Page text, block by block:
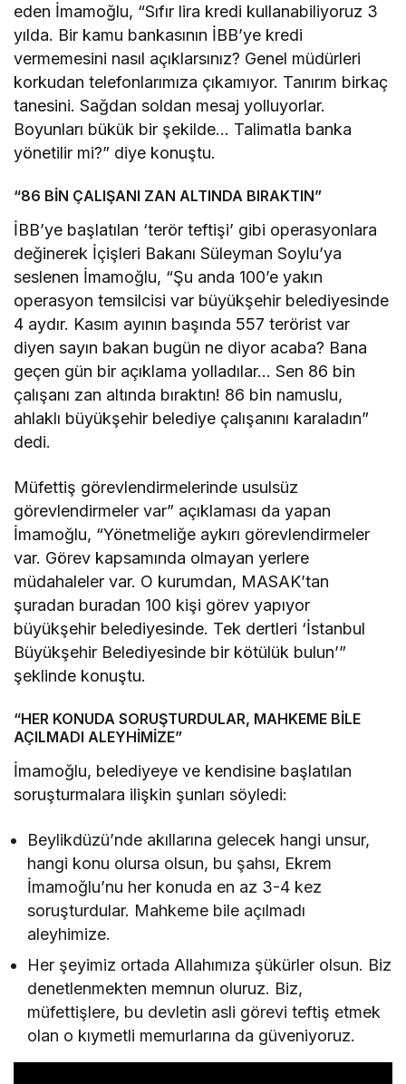
eden İmamoğlu, “Sıfır lira kredi kullanabiliyoruz 3
yılda. Bir kamu bankasının İBB’ye kredi
vermemesini nasıl açıklarsınız? Genel müdürleri
korkudan telefonlarımıza çıkamıyor. Tanırım birkaç
tanesini. Sağdan soldan mesaj yolluyorlar.
Boyunları bükük bir şekilde… Talimatla banka
yönetilir mi?” diye konuştu.
“86 BİN ÇALIŞANI ZAN ALTINDA BIRAKTIN”
İBB’ye başlatılan ‘terör teftişi’ gibi operasyonlara
değinerek İçişleri Bakanı Süleyman Soylu’ya
seslenen İmamoğlu, “Şu anda 100’e yakın
operasyon temsilcisi var büyükşehir belediyesinde
4 aydır. Kasım ayının başında 557 terörist var
diyen sayın bakan bugün ne diyor acaba? Bana
geçen gün bir açıklama yolladılar… Sen 86 bin
çalışanı zan altında bıraktın! 86 bin namuslu,
ahlaklı büyükşehir belediye çalışanını karaladın”
dedi.
Müfettiş görevlendirmelerinde usulsüz
görevlendirmeler var” açıklaması da yapan
İmamoğlu, “Yönetmeliğe aykırı görevlendirmeler
var. Görev kapsamında olmayan yerlere
müdahaleler var. O kurumdan, MASAK’tan
şuradan buradan 100 kişi görev yapıyor
büyükşehir belediyesinde. Tek dertleri ‘İstanbul
Büyükşehir Belediyesinde bir kötülük bulun’”
şeklinde konuştu.
“HER KONUDA SORUŞTURDULAR, MAHKEME BİLE
AÇILMADI ALEYHİMİZE”
İmamoğlu, belediyeye ve kendisine başlatılan
soruşturmalara ilişkin şunları söyledi:
Beylikdüzü’nde akıllarına gelecek hangi unsur,
hangi konu olursa olsun, bu şahsı, Ekrem
İmamoğlu’nu her konuda en az 3-4 kez
soruşturdular. Mahkeme bile açılmadı
aleyhimize.
Her şeyimiz ortada Allahımıza şükürler olsun. Biz
denetlenmekten memnun oluruz. Biz,
müfettişlere, bu devletin asli görevi teftiş etmek
olan o kıymetli memurlarına da güveniyoruz.